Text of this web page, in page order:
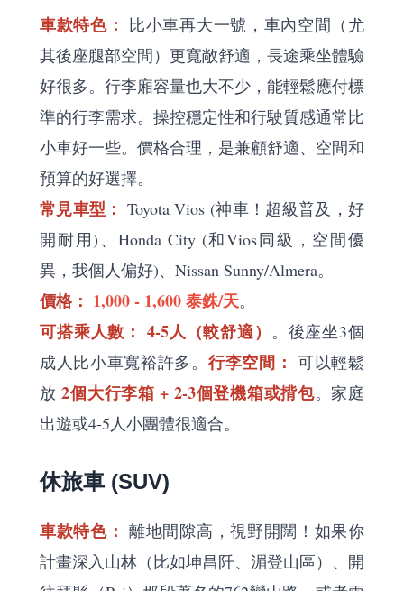
車款特色： 比小車再大一號，車內空間（尤
其後座腿部空間）更寬敞舒適，長途乘坐體驗
好很多。行李廂容量也大不少，能輕鬆應付標
準的行李需求。操控穩定性和行駛質感通常比
小車好一些。價格合理，是兼顧舒適、空間和
預算的好選擇。
常見車型： Toyota Vios (神車！超級普及，好
開耐用)、Honda City (和Vios同級，空間優
異，我個人偏好)、Nissan Sunny/Almera。
價格： 1,000 - 1,600 泰銖/天。
可搭乘人數： 4-5人（較舒適） 。後座坐3個
成人比小車寬裕許多。 行李空間： 可以輕鬆
放2個大行李箱 + 2-3個登機箱或揹包。家庭
出遊或4-5人小團體很適合。
休旅車 (SUV)
車款特色： 離地間隙高，視野開闊！如果你
計畫深入山林（比如坤昌阡、湄登山區）、開